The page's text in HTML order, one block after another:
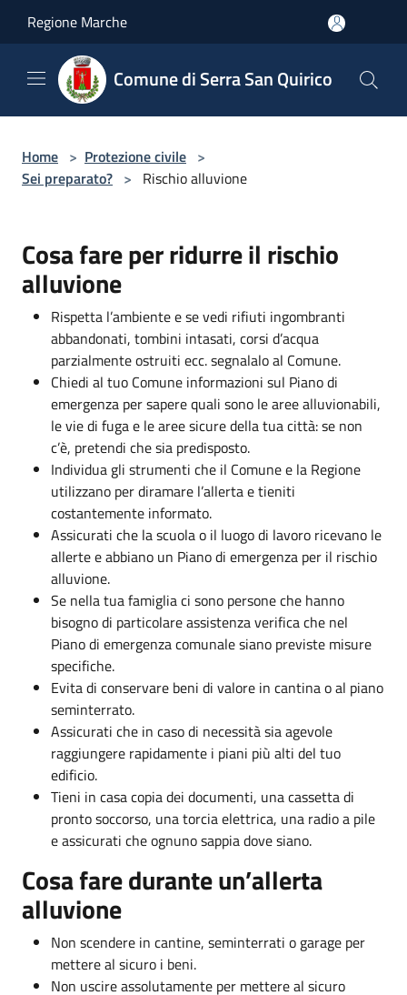
Regione Marche
Comune di Serra San Quirico
Home > Protezione civile >
Sei preparato? > Rischio alluvione
Cosa fare per ridurre il rischio
alluvione
Rispetta l’ambiente e se vedi rifiuti ingombranti
abbandonati, tombini intasati, corsi d’acqua
parzialmente ostruiti ecc. segnalalo al Comune.
Chiedi al tuo Comune informazioni sul Piano di
emergenza per sapere quali sono le aree alluvionabili,
le vie di fuga e le aree sicure della tua città: se non
c’è, pretendi che sia predisposto.
Individua gli strumenti che il Comune e la Regione
utilizzano per diramare l’allerta e tieniti
costantemente informato.
Assicurati che la scuola o il luogo di lavoro ricevano le
allerte e abbiano un Piano di emergenza per il rischio
alluvione.
Se nella tua famiglia ci sono persone che hanno
bisogno di particolare assistenza verifica che nel
Piano di emergenza comunale siano previste misure
specifiche.
Evita di conservare beni di valore in cantina o al piano
seminterrato.
Assicurati che in caso di necessità sia agevole
raggiungere rapidamente i piani più alti del tuo
edificio.
Tieni in casa copia dei documenti, una cassetta di
pronto soccorso, una torcia elettrica, una radio a pile
e assicurati che ognuno sappia dove siano.
Cosa fare durante un’allerta
alluvione
Non scendere in cantine, seminterrati o garage per
mettere al sicuro i beni.
Non uscire assolutamente per mettere al sicuro